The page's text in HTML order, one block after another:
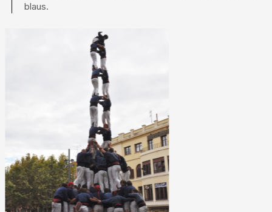
blaus.